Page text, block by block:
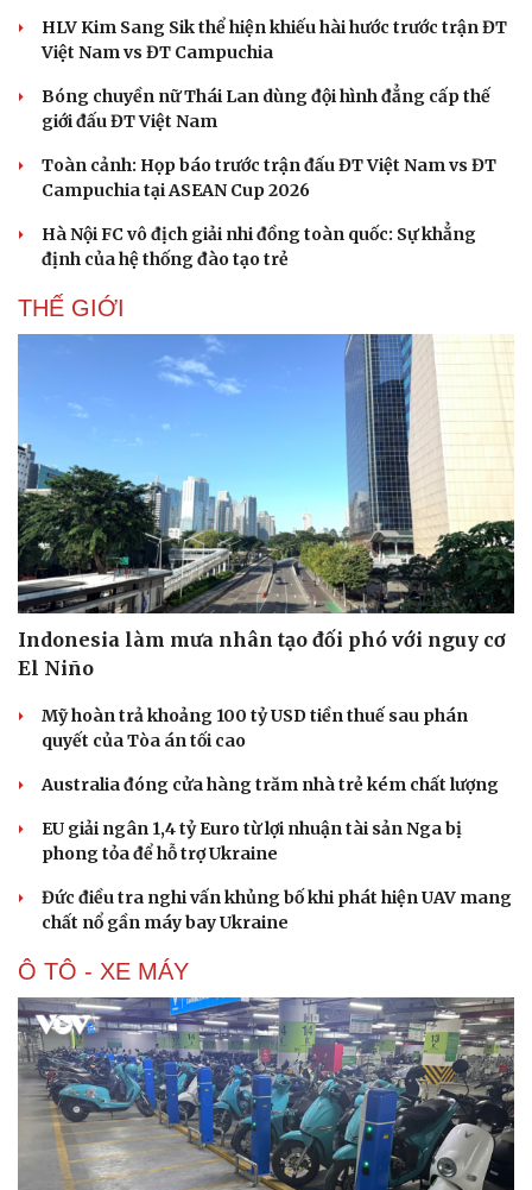
Tư vấn
Săn Tour
check-in
Đọc truyện đêm
Cửa sổ tình yêu
Kể chuyện cho bé
Hạt giống tâm hồn
HLV Kim Sang Sik thể hiện khiếu hài hước trước trận ĐT
Việt Nam vs ĐT Campuchia
Bóng chuyền nữ Thái Lan dùng đội hình đẳng cấp thế
giới đấu ĐT Việt Nam
Toàn cảnh: Họp báo trước trận đấu ĐT Việt Nam vs ĐT
Campuchia tại ASEAN Cup 2026
Hà Nội FC vô địch giải nhi đồng toàn quốc: Sự khẳng
định của hệ thống đào tạo trẻ
THẾ GIỚI
Indonesia làm mưa nhân tạo đối phó với nguy cơ
El Niño
Mỹ hoàn trả khoảng 100 tỷ USD tiền thuế sau phán
quyết của Tòa án tối cao
Australia đóng cửa hàng trăm nhà trẻ kém chất lượng
EU giải ngân 1,4 tỷ Euro từ lợi nhuận tài sản Nga bị
phong tỏa để hỗ trợ Ukraine
Đức điều tra nghi vấn khủng bố khi phát hiện UAV mang
chất nổ gần máy bay Ukraine
Ô TÔ - XE MÁY